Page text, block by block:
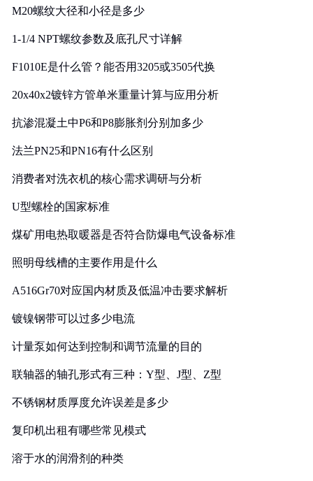
M20螺纹大径和小径是多少
1-1/4 NPT螺纹参数及底孔尺寸详解
F1010E是什么管？能否用3205或3505代换
20x40x2镀锌方管单米重量计算与应用分析
抗渗混凝土中P6和P8膨胀剂分别加多少
法兰PN25和PN16有什么区别
消费者对洗衣机的核心需求调研与分析
U型螺栓的国家标准
煤矿用电热取暖器是否符合防爆电气设备标准
照明母线槽的主要作用是什么
A516Gr70对应国内材质及低温冲击要求解析
镀镍钢带可以过多少电流
计量泵如何达到控制和调节流量的目的
联轴器的轴孔形式有三种：Y型、J型、Z型
不锈钢材质厚度允许误差是多少
复印机出租有哪些常见模式
溶于水的润滑剂的种类